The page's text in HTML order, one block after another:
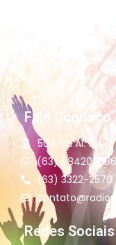
Fale Conosco
504 sul Al. 11
(63) 98420-
(63) 3322-2570
Redes Sociais